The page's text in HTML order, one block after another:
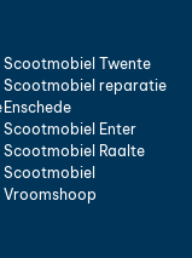
Scootmobiel Twente
Scootmobiel reparatie
Enschede
Scootmobiel Enter
Scootmobiel Raalte
Scootmobiel
Vroomshoop